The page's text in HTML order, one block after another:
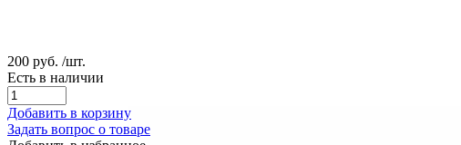
200 руб. /шт.
Есть в наличии
Добавить в корзину
Задать вопрос о товаре